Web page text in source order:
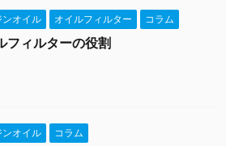
ンオイル オイルフィルター コラム
フィルターの役割
ンオイル コラム